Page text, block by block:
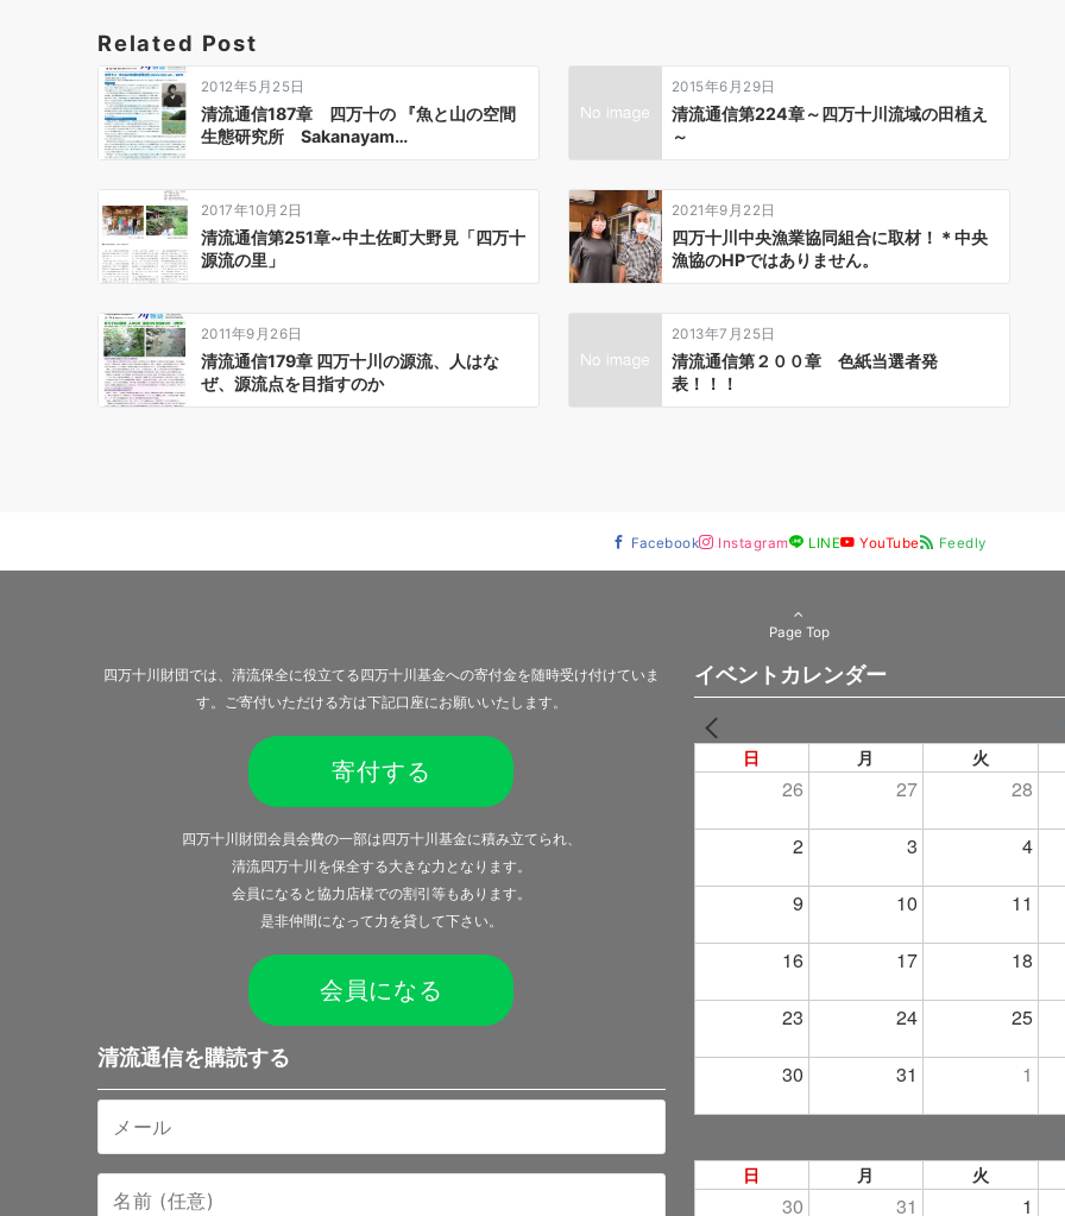
シ
ョ
ン
Related Post
2012年5月25日
清流通信187章 四万十の 『魚と山の空間
生態研究所 Sakanayam…
2015年6月29日
清流通信第224章～四万十川流域の田植え
～
2017年10月2日
清流通信第251章~中土佐町大野見「四万十
源流の里」
2021年9月22日
四万十川中央漁業協同組合に取材！＊中央
漁協のHPではありません。
2011年9月26日
清流通信179章 四万十川の源流、人はな
ぜ、源流点を目指すのか
2013年7月25日
清流通信第２００章 色紙当選者発
表！！！
Facebook Instagram LINE YouTube Feedly
Page Top
四万十川財団では、清流保全に役立てる四万十川基金への寄付金を随時受け付けていま
す。ご寄付いただける方は下記口座にお願いいたします。
寄付する
四万十川財団会員会費の一部は四万十川基金に積み立てられ、
清流四万十川を保全する大きな力となります。
会員になると 協力店様での割引等もあります。
是非仲間になって力を貸して下さい。
会員になる
清流通信を購読する
イベントカレンダー
日 月 火
26 27 28
2 3 4
9 10 11
16 17 18
23 24 25
30 31 1
日 月 火
30 31 1